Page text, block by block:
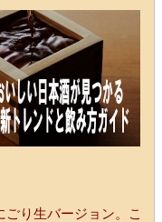
り生バージョン。こ